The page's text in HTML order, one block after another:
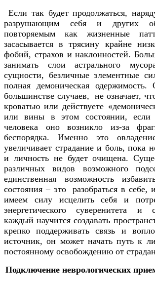
Если так будет продолжаться,
разрушающим себя и других
повторяемым как жизненные
засасывается в трясину крайне
фобий, страхов и наклонностей.
занимать слои астрального
сущности, безличные элементные
полная демоническая одержимость.
большинстве случаев, не означает,
кроватью или действуете
или вины в этом состоянии, если
человека оно возникло из-за
беспорядка. Именно это
увеличивает страдание и боль, пока
и личность не будет очищена.
различных видов возможного
единственная возможность
состояния – это разобраться в себе,
имеем силу исцелить себя и
энергетического суверенитета и
каждый научится создавать
крепко поддерживать связь и
источник, он может начать путь к
постоянному освобождению от
Подключение неврологических